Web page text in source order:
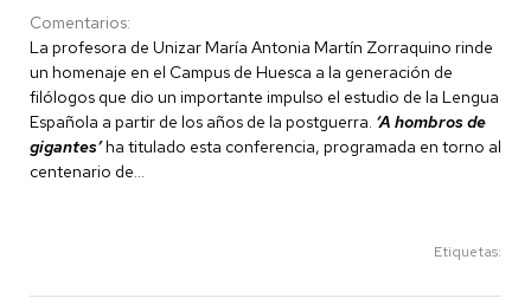
Comentarios:
La profesora de Unizar María Antonia Martín Zorraquino rinde
un homenaje en el Campus de Huesca a la generación de
filólogos que dio un importante impulso el estudio de la Lengua
Española a partir de los años de la postguerra. ‘A hombros de
gigantes’ha titulado esta conferencia, programada en torno al
centenario de...
Etiquetas: